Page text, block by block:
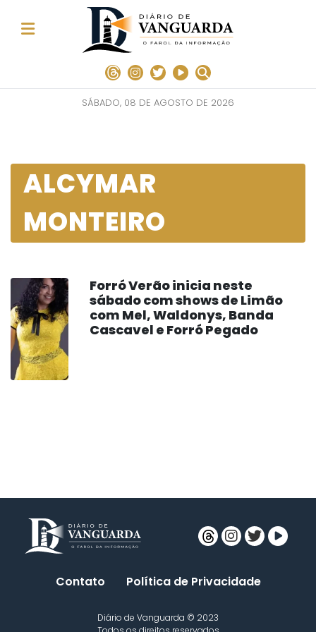
SÁBADO, 08 DE AGOSTO DE 2026
ALCYMAR
MONTEIRO
Forró Verão inicia neste
sábado com shows de Limão
com Mel, Waldonys, Banda
Cascavel e Forró Pegado
Contato Política de Privacidade
Diário de Vanguarda © 2023